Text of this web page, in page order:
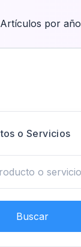
Artículos por año
o Servicios
Buscar